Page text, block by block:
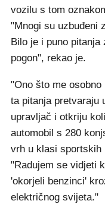
vozilu s tom
"Mnogi su uzbuđeni
Bilo je i puno
pogon", rekao je.
"Ono što me
ta pitanja pretvaraju
upravljač i otkriju
automobil s 280
vrh u klasi sportskih
"Radujem se vidjeti
'okorjeli benzinci'
električnog svijeta."